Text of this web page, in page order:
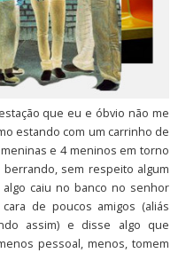
que eu e óbvio não me
estando com um carrinho de
e 4 meninos em torno
sem respeito algum
caiu no banco no senhor
de poucos amigos (aliás
assim) e disse algo que
pessoal, menos, tomem